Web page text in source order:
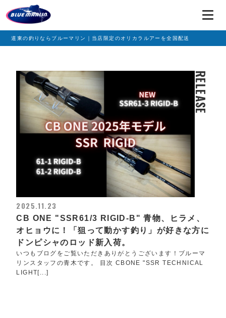
道東の釣りならブルーマリン｜当店限定のオリカラルアーを全国配送
RELEASE
2025.11.23
CB ONE "SSR61/3 RIGID-B" 青物、ヒラメ、
オヒョウに！「狙って動かす釣り」が好きな方に
ドンピシャのロッド新入荷。
いつもブログをご覧いただきありがとうございます！ブルーマ
リンスタッフの青木です。 目次 CBONE "SSR TECHNICAL
LIGHT[...]